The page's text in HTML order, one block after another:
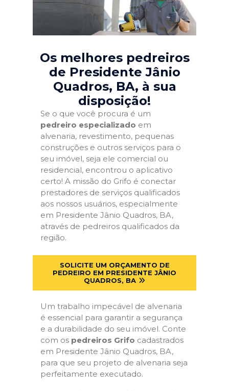
Os melhores pedreiros
de Presidente Jânio
Quadros, BA, à sua
disposição!
Se o que você procura é um
pedreiro especializado em
alvenaria, revestimento, pequenas
construções e outros serviços para o
seu imóvel, seja ele comercial ou
residencial, encontrou o aplicativo
certo! A missão do Grifo é conectar
prestadores de serviços qualificados
aos nossos usuários, especialmente
em Presidente Jânio Quadros, BA,
através de pedreiros qualificados da
região.
SOLICITE UM ORÇAMENTO DE
PEDREIRO EM PRESIDENTE JÂNIO
QUADROS, BA
Um trabalho impecável de alvenaria
é essencial para garantir a segurança
e a durabilidade do seu imóvel. Conte
com os pedreiros Grifo cadastrados
em Presidente Jânio Quadros, BA,
para que seu projeto de alvenaria seja
perfeitamente executado.